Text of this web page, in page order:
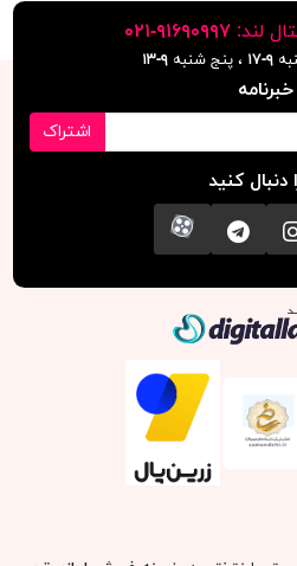
لند:٩١۶٩٠٩٩٧-٠٢١
۹-۱۷ ، پنج شنبه۹-١٣
خبرنامه
اشتراک
دنبال کنید
کانال تلگرام
آپارات